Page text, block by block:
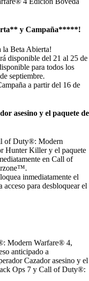
y Campaña*****!
la Beta Abierta!
disponible del 21 al 25 de
para todos los
septiembre.
a partir del 16 de
asesino y el paquete de
of Duty®: Modern
Hunter Killer y el paquete
en Call of
inmediatamente el
para desbloquear el
Modern Warfare® 4,
anticipado a
Cazador asesino y el
Ops 7 y Call of Duty®: